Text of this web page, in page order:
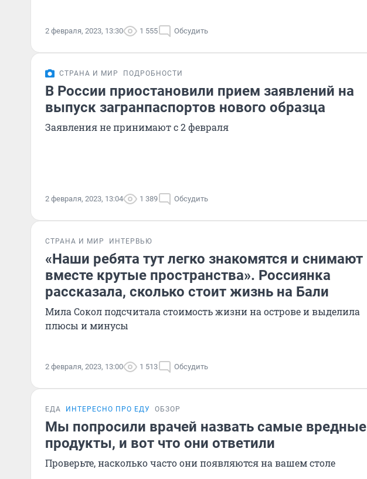
2 февраля, 2023, 13:30 1 555 Обсудить
СТРАНА И МИР ПОДРОБНОСТИ
В России приостановили прием заявлений на
выпуск загранпаспортов нового образца
Заявления не принимают с 2 февраля
2 февраля, 2023, 13:04 1 389 Обсудить
СТРАНА И МИР ИНТЕРВЬЮ
«Наши ребята тут легко знакомятся и снимают
вместе крутые пространства». Россиянка
рассказала, сколько стоит жизнь на Бали
Мила Сокол подсчитала стоимость жизни на острове и выделила
плюсы и минусы
2 февраля, 2023, 13:00 1 513 Обсудить
ЕДА ИНТЕРЕСНО ПРО ЕДУ ОБЗОР
Мы попросили врачей назвать самые вредные
продукты, и вот что они ответили
Проверьте, насколько часто они появляются на вашем столе